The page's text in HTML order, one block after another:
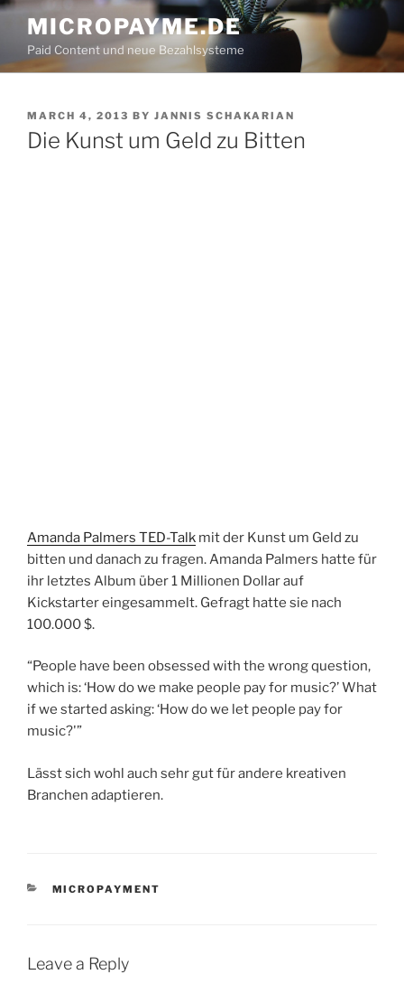
Skip
content
MICROPAYME.DE
Paid Content und neue Bezahlsysteme
POSTED
ON
MARCH 4, 2013 BY JANNIS SCHAKARIAN
Die Kunst um Geld zu Bitten
Amanda Palmers TED-Talk mit der Kunst um Geld zu
bitten und danach zu fragen. Amanda Palmers hatte für
ihr letztes Album über 1 Millionen Dollar auf
Kickstarter eingesammelt. Gefragt hatte sie nach
100.000 $.
“People have been obsessed with the wrong question,
which is: ‘How do we make people pay for music?’ What
if we started asking: ‘How do we let people pay for
music?'”
Lässt sich wohl auch sehr gut für andere kreativen
Branchen adaptieren.
CATEGORIES
MICROPAYMENT
Leave a Reply